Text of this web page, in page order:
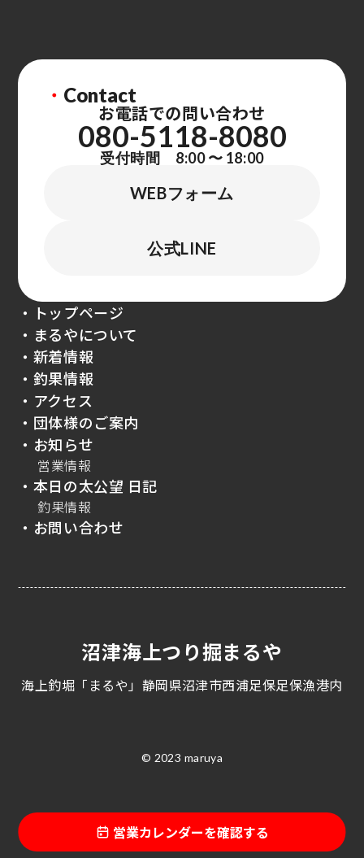
営業カレンダーを確認する
・ Contact
お電話での問い合わせ
080-5118-8080
受付時間 8:00 〜 18:00
WEBフォーム
公式LINE
・トップページ
・まるやについて
・新着情報
・釣果情報
・アクセス
・団体様のご案内
・お知らせ
営業情報
・本日の太公望 日記
釣果情報
・お問い合わせ
沼津海上つり掘まるや
海上釣堀「まるや」静岡県沼津市西浦足保足保漁港内
© 2023 maruya